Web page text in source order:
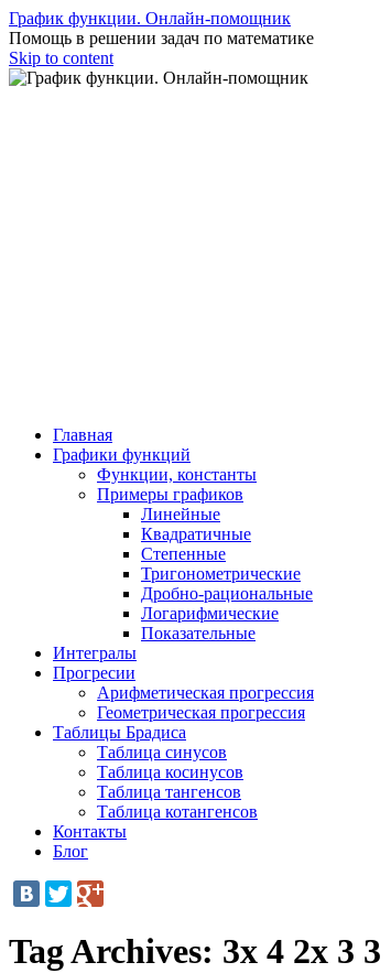
График функции. Онлайн-помощник
Помощь в решении задач по математике
Skip to content
Главная
Графики функций
Функции, константы
Примеры графиков
Линейные
Квадратичные
Степенные
Тригонометрические
Дробно-рациональные
Логарифмические
Показательные
Интегралы
Прогресии
Арифметическая прогрессия
Геометрическая прогрессия
Таблицы Брадиса
Таблица синусов
Таблица косинусов
Таблица тангенсов
Таблица котангенсов
Контакты
Блог
Tag Archives: 3x 4 2x 3 3